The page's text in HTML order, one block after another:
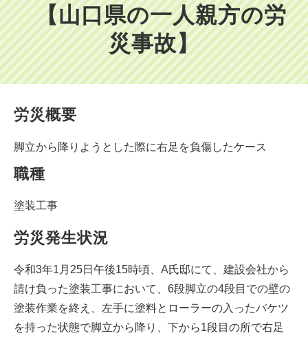
会社概要
お問い合わせ
会員メニュー
【山口県の一人親方の労
災事故】
労災概要
脚立から降りようとした際に右足を負傷したケース
職種
塗装工事
労災発生状況
令和3年1月25日午後15時頃、A氏邸にて、建設会社から
請け負った塗装工事において、6段脚立の4段目での壁の
塗装作業を終え、左手に塗料とローラーの入ったバケツ
を持った状態で脚立から降り、下から1段目の所で右足